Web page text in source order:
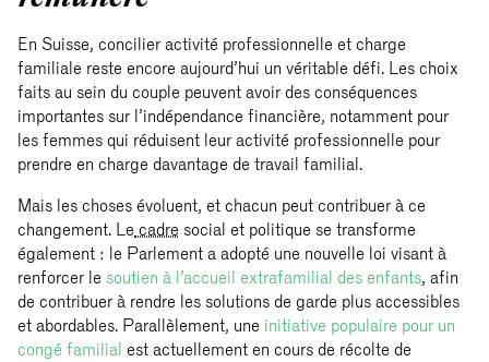
En Suisse, concilier activité professionnelle et charge
familiale reste encore aujourd’hui un véritable défi. Les choix
faits au sein du couple peuvent avoir des conséquences
importantes sur l’indépendance financière, notamment pour
les femmes qui réduisent leur activité professionnelle pour
prendre en charge davantage de travail familial.
Mais les choses évoluent, et chacun peut contribuer à ce
changement. Le cadre social et politique se transforme
également : le Parlement a adopté une nouvelle loi visant à
renforcer le soutien à l’accueil extrafamilial des enfants, afin
de contribuer à rendre les solutions de garde plus accessibles
et abordables. Parallèlement, une initiative populaire pour un
congé familial est actuellement en cours de récolte de